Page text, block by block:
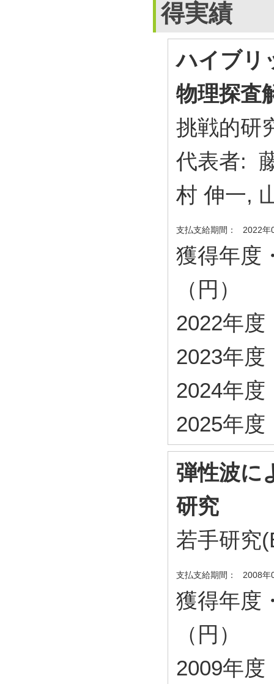
得実績
ハイブリ
物理探査
挑戦的研
代表者:
村 伸一,
支払支給期間： 2022年
獲得年度
（円）
2022年度
2023年度
2024年度
2025年度
弾性波に
研究
若手研究
支払支給期間： 2008年
獲得年度
（円）
2009年度